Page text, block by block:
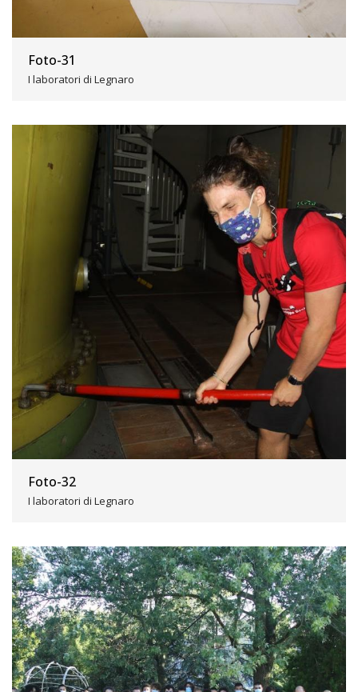
Foto-31
I laboratori di Legnaro
Foto-32
I laboratori di Legnaro